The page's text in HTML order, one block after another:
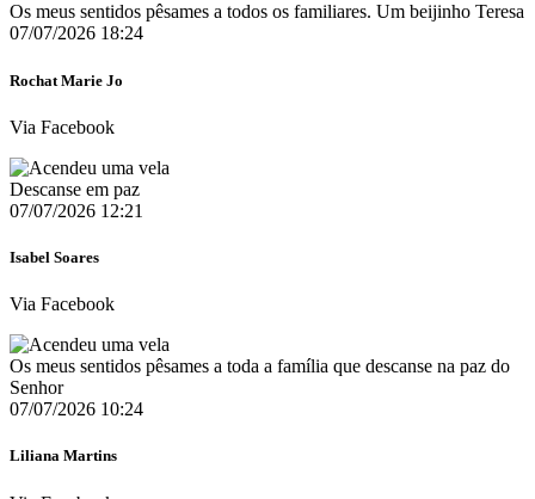
Os meus sentidos pêsames a todos os familiares. Um beijinho Teresa
07/07/2026 18:24
Rochat Marie Jo
Via Facebook
Descanse em paz
07/07/2026 12:21
Isabel Soares
Via Facebook
Os meus sentidos pêsames a toda a família que descanse na paz do
Senhor
07/07/2026 10:24
Liliana Martins